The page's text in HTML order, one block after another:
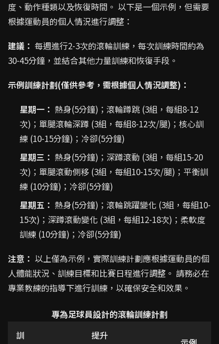
度、動作種類以及恢復時間。 以下是一個示例，但需要
根據運動員的個人情況進行調整：
建議： 每週進行2-3次的滾輪訓練，每次訓練時間約為
30-45分鐘，並結合其他力量訓練和恢復手段。
示例訓練計劃(僅供參考，需根據個人情況調整)：
星期一： 熱身(5分鐘)；滾輪蹲跳 (3組，每組8-12
次)；單腿滾輪深蹲 (3組，每組8-12次/腿)；核心訓
練 (10-15分鐘)；冷卻(5分鐘)
星期三： 熱身(5分鐘)；深蹲滾動 (3組，每組15-20
次)；單腿滾動側移 (3組，每組10-15次/腿)；平衡訓
練 (10分鐘)；冷卻(5分鐘)
星期五： 熱身(5分鐘)；滾輪跳躍變化 (3組，每組10-
15次)；深蹲滾動變化 (3組，每組12-18次)；柔軟度
訓練 (10分鐘)；冷卻(5分鐘)
注意： 以上僅為示例，實際訓練計劃應根據運動員的個
人體能狀況、訓練目標和比賽日程進行調整。 請務必在
專業教練的指導下進行訓練，以確保安全和效果。
專為足球員設計的滾輪訓練計劃
訓
提升